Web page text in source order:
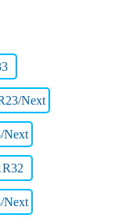
Next
Next
Next